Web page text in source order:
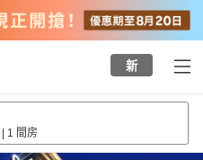
新
| 1 間房